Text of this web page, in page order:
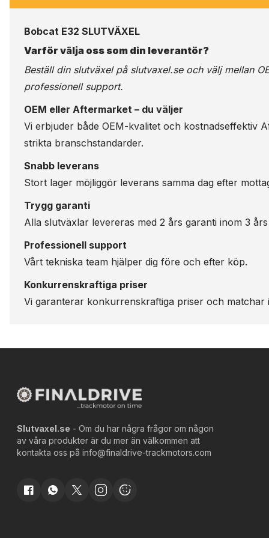
Bobcat E32 SLUTVÄXEL
Varför välja oss som din leverantör?
Beställ din slutväxel på slutvaxel.seoch välj mellan
professionell support.
OEM eller Aftermarket – du väljer
Vi erbjuder både OEM-kvalitet och kostnadseffektiv
strikta branschstandarder.
Snabb leverans
Stort lager möjliggör leverans samma dag efter
Trygg garanti
Alla slutväxlar levereras med 2 års garanti inom 3
Professionell support
Vårt tekniska team hjälper dig före och efter köp.
Konkurrenskraftiga priser
Vi garanterar konkurrenskraftiga priser och matchar
Slutvaxel.se - Om du har några frågor om någon
av våra produkter är du mer än välkommen att
kontakta oss på info@finaldrive-trackmotors.com